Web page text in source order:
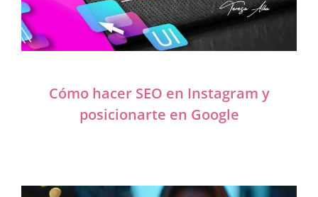
Cómo hacer SEO en Instagram y
posicionarte en Google